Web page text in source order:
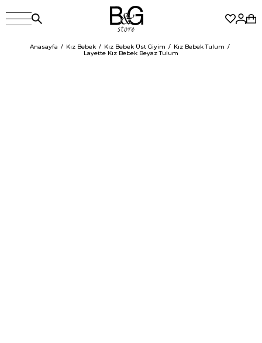
Anasayfa Kız Bebek Kız Bebek Üst Giyim
Kız Bebek Tulum
Layette Kız Bebek Beyaz Tulum